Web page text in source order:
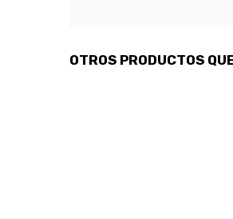
OTROS PRODUCTOS